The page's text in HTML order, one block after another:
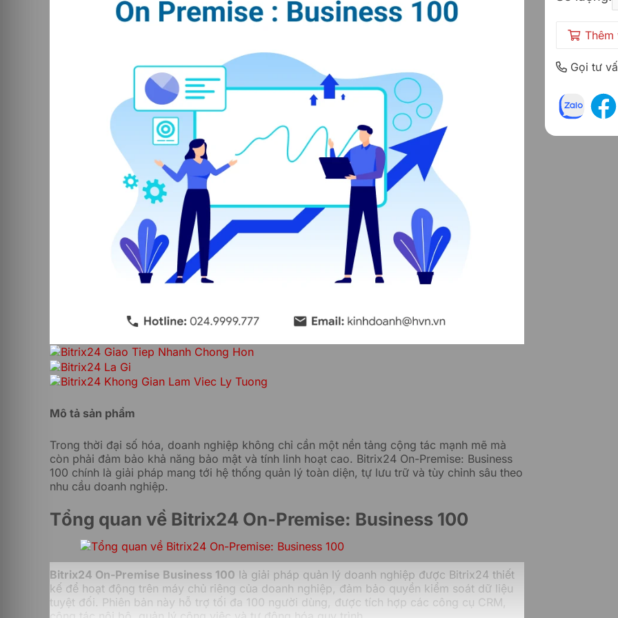
Mô tả sản phẩm
Trong thời đại số hóa, doanh nghiệp không chỉ cần một nền tảng cộng tác mạnh mẽ mà
còn phải đảm bảo khả năng bảo mật và tính linh hoạt cao. Bitrix24 On-Premise: Business
100 chính là giải pháp mang tới hệ thống quản lý toàn diện, tự lưu trữ và tùy chỉnh sâu theo
nhu cầu doanh nghiệp.
Tổng quan về Bitrix24 On-Premise: Business 100
Bitrix24 On-Premise Business 100 là giải pháp quản lý doanh nghiệp được Bitrix24 thiết
kế để hoạt động trên máy chủ riêng của doanh nghiệp, đảm bảo quyền kiểm soát dữ liệu
tuyệt đối. Phiên bản này hỗ trợ tối đa 100 người dùng, được tích hợp các công cụ CRM,
Thêm
Gọi tư